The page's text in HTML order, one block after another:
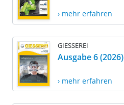
› mehr erfahren
GIESSEREI
Ausgabe 6 (2026)
› mehr erfahren